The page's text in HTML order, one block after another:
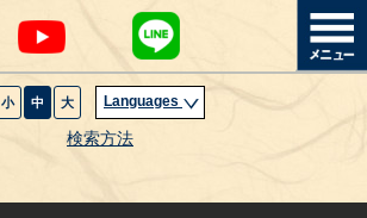
小 中 大 Languages
検索方法